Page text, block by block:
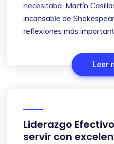
necesitaba. Martín
incansable de
reflexiones más
Leer
Liderazgo
servir con